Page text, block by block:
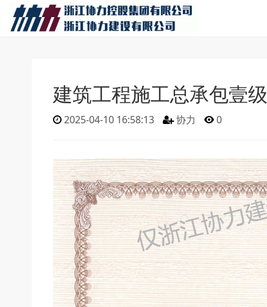
建筑工程施工总承包壹级
2025-04-10 16:58:13 协力 0